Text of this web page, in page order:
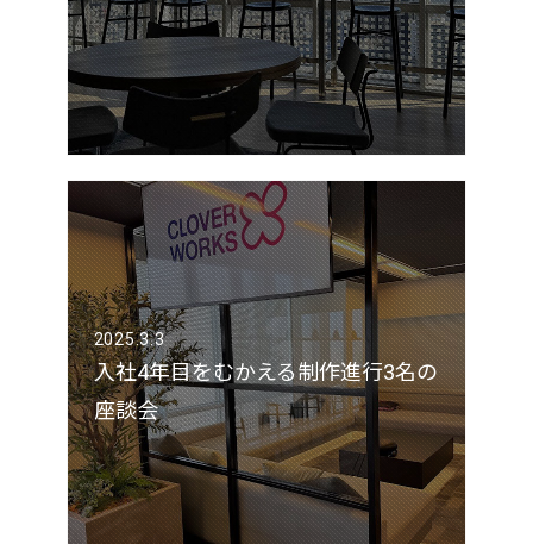
2025.3.3
入社4年目をむかえる制作進行3名の
座談会